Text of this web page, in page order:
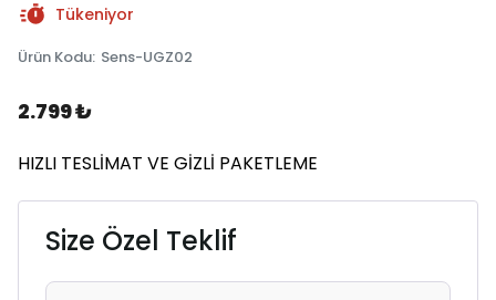
Tükeniyor
Ürün Kodu: Sens-UGZ02
2.799 ₺
HIZLI TESLİMAT VE GİZLİ PAKETLEME
Size Özel Teklif